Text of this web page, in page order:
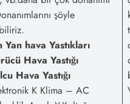
şöyle
hava Yastıkları
Hava Yastığı
Hava Yastığı
K Klima – AC